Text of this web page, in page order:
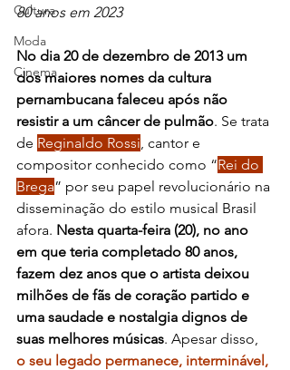
Cultura
Moda
Cinema
80 anos em 2023
No dia 20 de dezembro de 2013 um
dos maiores nomes da cultura
pernambucana faleceu após não
resistir a um câncer de pulmão. Se trata
de Reginaldo Rossi, cantor e
compositor conhecido como “Rei do
Brega” por seu papel revolucionário na
disseminação do estilo musical Brasil
afora. Nesta quarta-feira (20), no ano
em que teria completado 80 anos,
fazem dez anos que o artista deixou
milhões de fãs de coração partido e
uma saudade e nostalgia dignos de
suas melhores músicas. Apesar disso,
o seu legado permanece, interminável,